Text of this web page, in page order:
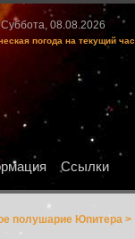
Суббота, 08.08.2026
погода на текущий час
Ссылки
полушарие Юпитера >